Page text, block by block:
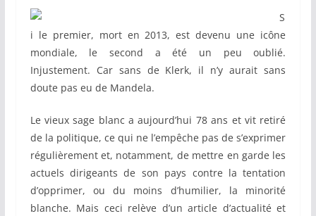
S
i le premier, mort en 2013, est devenu une icône
mondiale, le second a été un peu oublié.
Injustement. Car sans de Klerk, il n’y aurait sans
doute pas eu de Mandela.
Le vieux sage blanc a aujourd’hui 78 ans et vit retiré
de la politique, ce qui ne l’empêche pas de s’exprimer
régulièrement et, notamment, de mettre en garde les
actuels dirigeants de son pays contre la tentation
d’opprimer, ou du moins d’humilier, la minorité
blanche. Mais ceci relève d’un article d’actualité et